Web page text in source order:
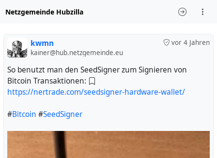
Netzgemeinde Hubzilla
vor 4 Jahren
kwmn
kainer@hub.netzgemeinde.eu
So benutzt man den SeedSigner zum Signieren von
Bitcoin Transaktionen:
https://nertrade.com/seedsigner-hardware-wallet/
#Bitcoin #SeedSigner